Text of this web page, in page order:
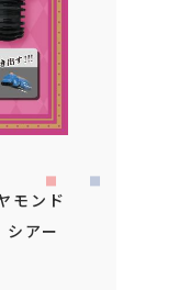
モンド
アー